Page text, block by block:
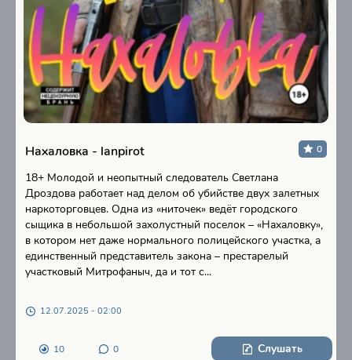
Нахаловка - lanpirot 0
18+ Молодой и неопытный следователь Светлана
Дроздова работает над делом об убийстве двух залетных
наркоторговцев. Одна из «ниточек» ведёт городского
сыщика в небольшой захолустный поселок – «Нахаловку»,
в котором нет даже нормального полицейского участка, а
единственный представитель закона – престарелый
участковый Митрофаныч, да и тот с...
12.07.2025 - 02:00
10 0 Слушать